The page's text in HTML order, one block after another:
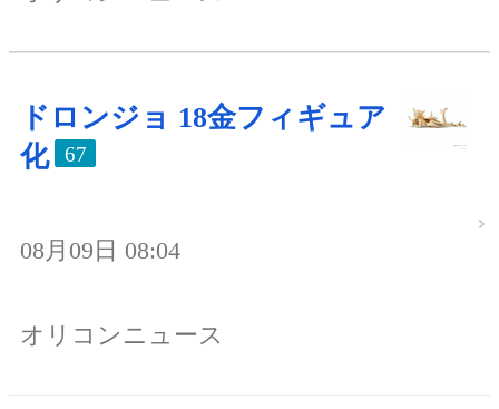
ドロンジョ 18金フィギュア
化
67
08月09日 08:04
オリコンニュース